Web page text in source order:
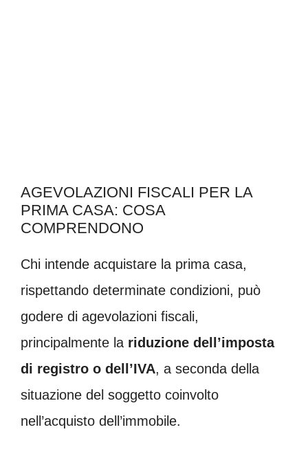
AGEVOLAZIONI FISCALI PER LA
PRIMA CASA: COSA
COMPRENDONO
Chi intende acquistare la prima casa,
rispettando determinate condizioni, può
godere di agevolazioni fiscali,
principalmente la riduzione dell’imposta
di registro o dell’IVA, a seconda della
situazione del soggetto coinvolto
nell’acquisto dell’immobile.